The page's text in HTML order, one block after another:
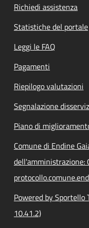
Richiedi assistenza
Statistiche del portale
Leggi le FAQ
Pagamenti
Riepilogo valutazioni
Segnalazione
Piano di
Comune di Endine
dell'amministrazione:
Powered by Sportello
10.41.2)